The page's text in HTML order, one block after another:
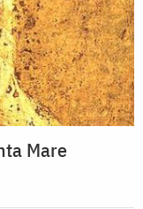
Mare